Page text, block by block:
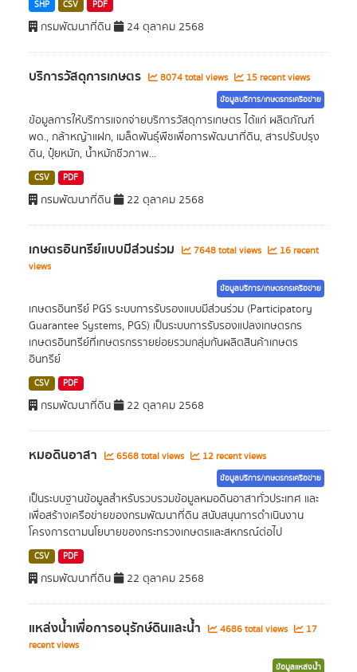
SHP CSV PDF
กรมพัฒนาที่ดิน 24 ตุลาคม 2568
บริการวัสดุการเกษตร 8074 total views 15 recent views
ข้อมูลบริการ/เกษตรกรเครือข่าย
ข้อมูลการให้บริการแจกจ่ายบริการวัสดุการเกษตร ได้แก่ ผลิตภัณฑ์
พด., กล้าหญ้าแฝก, เมล็ดพันธุ์พืชเพื่อการพัฒนาที่ดิน, สารปรับปรุง
ดิน, ปุ๋ยหมัก, น้ำหมักชีวภาพ...
CSV PDF
กรมพัฒนาที่ดิน 22 ตุลาคม 2568
เกษตรอินทรีย์แบบมีส่วนร่วม 7648 total views
16 recent
views
ข้อมูลบริการ/เกษตรกรเครือข่าย
เกษตรอินทรีย์ PGS ระบบการรับรองแบบมีส่วนร่วม (Participatory
Guarantee Systems, PGS) เป็นระบบการรับรองแปลงเกษตรกร
เกษตรอินทรีย์ที่เกษตรกรรายย่อยรวมกลุ่มกันผลิตสินค้าเกษตร
อินทรีย์
CSV PDF
กรมพัฒนาที่ดิน 22 ตุลาคม 2568
หมอดินอาสา 6568 total views 12 recent views
ข้อมูลบริการ/เกษตรกรเครือข่าย
เป็นระบบฐานข้อมูลสำหรับรวบรวมข้อมูลหมอดินอาสาทั่วประเทศ และ
เพื่อสร้างเครือข่ายของกรมพัฒนาที่ดิน สนับสนุนการดำเนินงาน
โครงการตามนโยบายของกระทรวงเกษตรและสหกรณ์ต่อไป
CSV PDF
กรมพัฒนาที่ดิน 22 ตุลาคม 2568
แหล่งน้ำเพื่อการอนุรักษ์ดินและน้ำ 4686 total views
17
recent views
ข้อมูลแหล่งน้ำ